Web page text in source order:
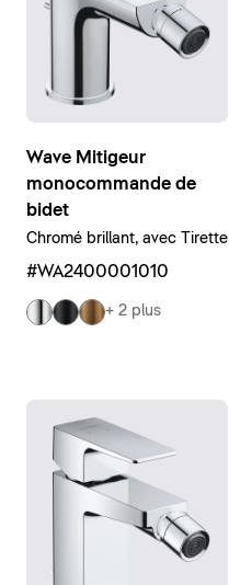
Wave Mitigeur
monocommande de
bidet
Chromé brillant, avec Tirette
#WA2400001010
+ 2 plus